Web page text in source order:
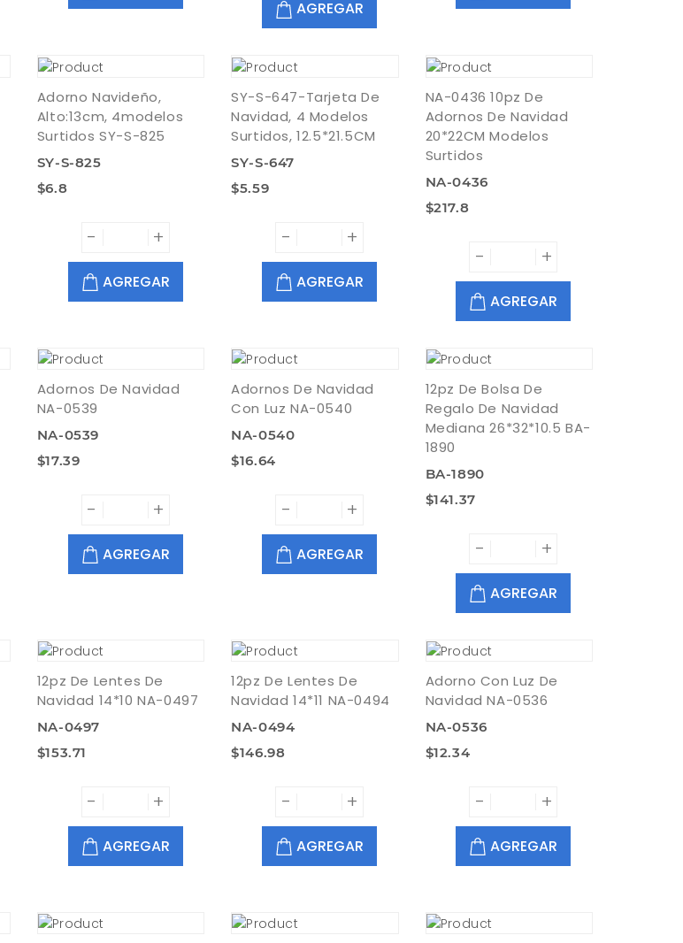
AGREGAR
Adorno Navideño,
Alto:13cm, 4modelos
Surtidos SY-S-825
SY-S-825
$6.8
- +
AGREGAR
SY-S-647-Tarjeta De
Navidad, 4 Modelos
Surtidos, 12.5*21.5CM
SY-S-647
$5.59
- +
AGREGAR
NA-0436 10pz De
Adornos De Navidad
20*22CM Modelos
Surtidos
NA-0436
$217.8
- +
AGREGAR
Adornos De Navidad
NA-0539
NA-0539
$17.39
- +
AGREGAR
Adornos De Navidad
Con Luz NA-0540
NA-0540
$16.64
- +
AGREGAR
12pz De Bolsa De
Regalo De Navidad
Mediana 26*32*10.5 BA-
1890
BA-1890
$141.37
- +
AGREGAR
12pz De Lentes De
Navidad 14*10 NA-0497
NA-0497
$153.71
- +
AGREGAR
12pz De Lentes De
Navidad 14*11 NA-0494
NA-0494
$146.98
- +
AGREGAR
Adorno Con Luz De
Navidad NA-0536
NA-0536
$12.34
- +
AGREGAR